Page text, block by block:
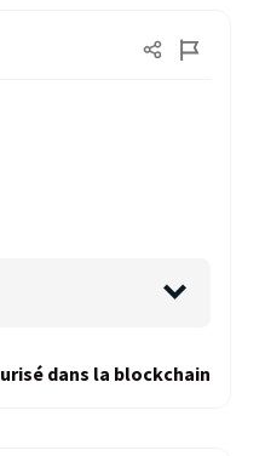
dans la blockchain